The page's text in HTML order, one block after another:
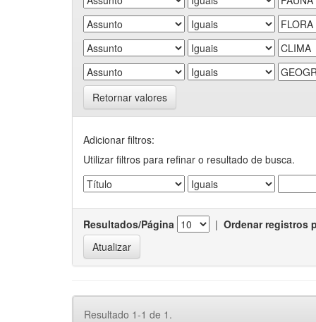
Retornar valores
Adicionar filtros:
Utilizar filtros para refinar o resultado de busca.
Resultados/Página | Ordenar registros
Resultado 1-1 de 1.